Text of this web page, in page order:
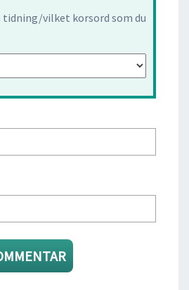
tidning/vilket korsord som du